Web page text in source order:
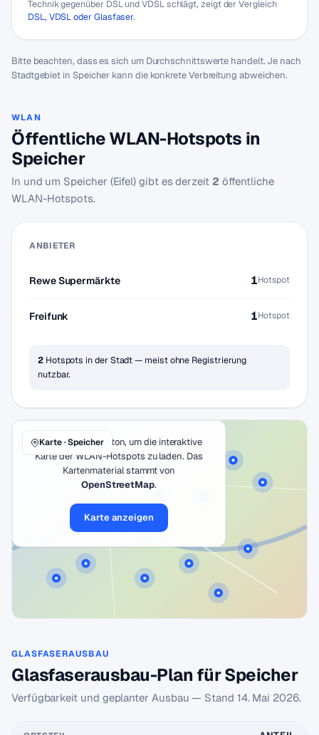
Technik gegenüber DSL und VDSL schlägt, zeigt der Vergleich
DSL, VDSL oder Glasfaser.
Bitte beachten, dass es sich um Durchschnittswerte handelt. Je nach
Stadtgebiet in Speicher kann die konkrete Verbreitung abweichen.
WLAN
Öffentliche WLAN-Hotspots in
Speicher
In und um Speicher (Eifel) gibt es derzeit 2 öffentliche
WLAN-Hotspots.
ANBIETER
Rewe Supermärkte 1Hotspot
Freifunk 1Hotspot
2Hotspots in der Stadt — meist ohne Registrierung
nutzbar.
Klicke auf den Button, um die interaktive
Karte der WLAN-Hotspots zu laden. Das
Kartenmaterial stammt von
OpenStreetMap.
Karte anzeigen
Karte · Speicher
GLASFASERAUSBAU
Glasfaserausbau-Plan für Speicher
Verfügbarkeit und geplanter Ausbau — Stand 14. Mai 2026.